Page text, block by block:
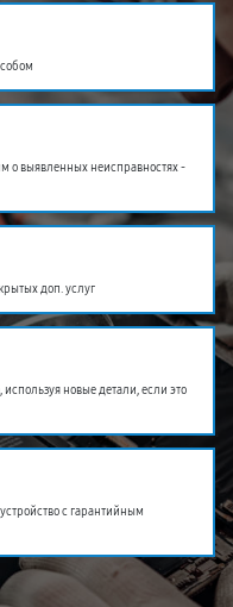
о выявленных неисправностях -
доп. услуг
новые детали, если это
с гарантийным